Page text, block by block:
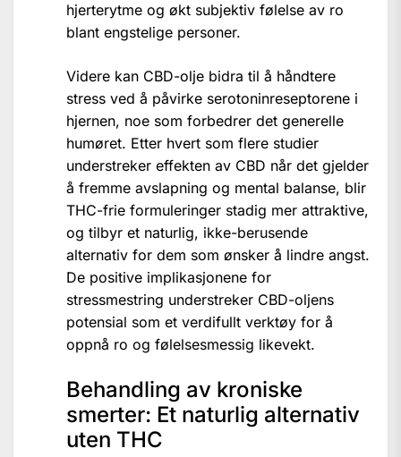
hjerterytme og økt subjektiv følelse av ro
blant engstelige personer.
Videre kan CBD-olje bidra til å håndtere
stress ved å påvirke serotoninreseptorene i
hjernen, noe som forbedrer det generelle
humøret. Etter hvert som flere studier
understreker effekten av CBD når det gjelder
å fremme avslapning og mental balanse, blir
THC-frie formuleringer stadig mer attraktive,
og tilbyr et naturlig, ikke-berusende
alternativ for dem som ønsker å lindre angst.
De positive implikasjonene for
stressmestring understreker CBD-oljens
potensial som et verdifullt verktøy for å
oppnå ro og følelsesmessig likevekt.
Behandling av kroniske
smerter: Et naturlig alternativ
uten THC